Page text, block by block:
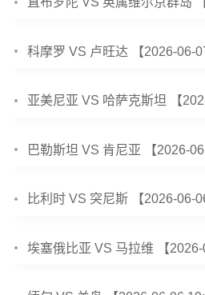
科摩罗 VS 卢旺达 【2026-06-
亚美尼亚 VS 哈萨克斯坦 【
巴勒斯坦 VS 肯尼亚 【2026-
比利时 VS 突尼斯 【2026-06-
埃塞俄比亚 VS 马拉维 【2026-